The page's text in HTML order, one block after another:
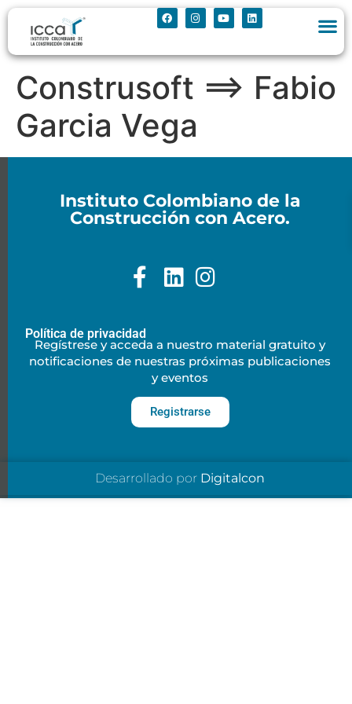
Construsoft ==> Fabio
Garcia Vega
Instituto Colombiano de la
Construcción con Acero.
Política de privacidad
Regístrese y acceda a nuestro material gratuito y
notificaciones de nuestras próximas publicaciones
y eventos
Registrarse
Desarrollado por Digitalcon